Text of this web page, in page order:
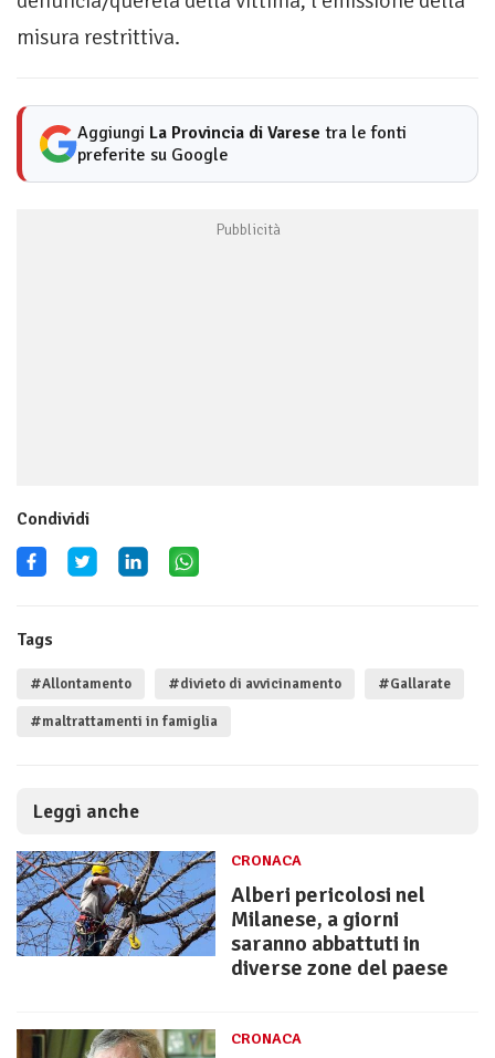
misura restrittiva.
Aggiungi La Provincia di Varese tra le fonti
preferite su Google
Condividi
Tags
#Allontamento #divieto di avvicinamento #Gallarate
#maltrattamenti in famiglia
Leggi anche
CRONACA
Alberi pericolosi nel
Milanese, a giorni
saranno abbattuti in
diverse zone del paese
CRONACA